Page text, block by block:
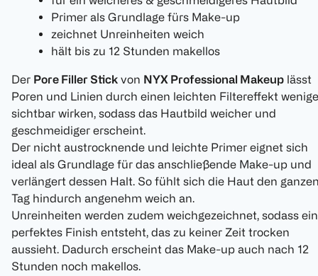
Primer als Grundlage fürs Make-up
zeichnet Unreinheiten weich
hält bis zu 12 Stunden makellos
Der Pore Filler Stick von NYX Professional Makeup lässt
Poren und Linien durch einen leichten Filtereffekt
sichtbar wirken, sodass das Hautbild weicher und
geschmeidiger erscheint.
Der nicht austrocknende und leichte Primer eignet sich
ideal als Grundlage für das anschließende Make-up und
verlängert dessen Halt. So fühlt sich die Haut den
Tag hindurch angenehm weich an.
Unreinheiten werden zudem weichgezeichnet, sodass ein
perfektes Finish entsteht, das zu keiner Zeit trocken
aussieht. Dadurch erscheint das Make-up auch nach 12
Stunden noch makellos.